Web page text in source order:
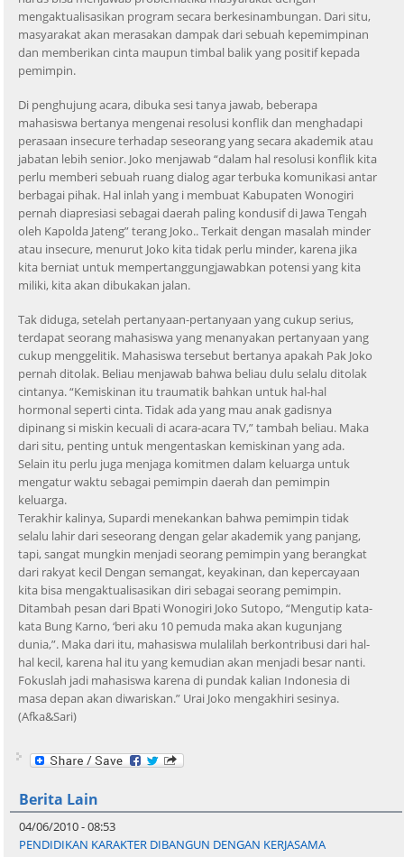
mengaktualisasikan program secara berkesinambungan. Dari situ,
masyarakat akan merasakan dampak dari sebuah kepemimpinan
dan memberikan cinta maupun timbal balik yang positif kepada
pemimpin.
Di penghujung acara, dibuka sesi tanya jawab, beberapa
mahasiswa bertanya mengenai resolusi konflik dan menghadapi
perasaan insecure terhadap seseorang yang secara akademik atau
jabatan lebih senior. Joko menjawab “dalam hal resolusi konflik kita
perlu memberi sebuah ruang dialog agar terbuka komunikasi antar
berbagai pihak. Hal inlah yang i membuat Kabupaten Wonogiri
pernah diapresiasi sebagai daerah paling kondusif di Jawa Tengah
oleh Kapolda Jateng” terang Joko.. Terkait dengan masalah minder
atau insecure, menurut Joko kita tidak perlu minder, karena jika
kita berniat untuk mempertanggungjawabkan potensi yang kita
miliki, kita akan dibukakan jalan.
Tak diduga, setelah pertanyaan-pertanyaan yang cukup serius,
terdapat seorang mahasiswa yang menanyakan pertanyaan yang
cukup menggelitik. Mahasiswa tersebut bertanya apakah Pak Joko
pernah ditolak. Beliau menjawab bahwa beliau dulu selalu ditolak
cintanya. “Kemiskinan itu traumatik bahkan untuk hal-hal
hormonal seperti cinta. Tidak ada yang mau anak gadisnya
dipinang si miskin kecuali di acara-acara TV,” tambah beliau. Maka
dari situ, penting untuk mengentaskan kemiskinan yang ada.
Selain itu perlu juga menjaga komitmen dalam keluarga untuk
mengatur waktu sebagai pemimpin daerah dan pemimpin
keluarga.
Terakhir kalinya, Supardi menekankan bahwa pemimpin tidak
selalu lahir dari seseorang dengan gelar akademik yang panjang,
tapi, sangat mungkin menjadi seorang pemimpin yang berangkat
dari rakyat kecil Dengan semangat, keyakinan, dan kepercayaan
kita bisa mengaktualisasikan diri sebagai seorang pemimpin.
Ditambah pesan dari Bpati Wonogiri Joko Sutopo, “Mengutip kata-
kata Bung Karno, ‘beri aku 10 pemuda maka akan kugunjang
dunia,”. Maka dari itu, mahasiswa mulalilah berkontribusi dari hal-
hal kecil, karena hal itu yang kemudian akan menjadi besar nanti.
Fokuslah jadi mahasiswa karena di pundak kalian Indonesia di
masa depan akan diwariskan.” Urai Joko mengakhiri sesinya.
(Afka&Sari)
Berita Lain
04/06/2010 - 08:53
PENDIDIKAN KARAKTER DIBANGUN DENGAN KERJASAMA